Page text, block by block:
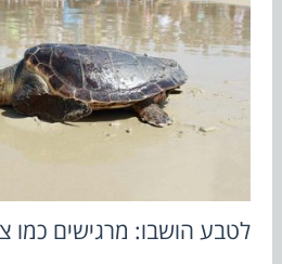
לטבע הושבו: מרגישים כמו